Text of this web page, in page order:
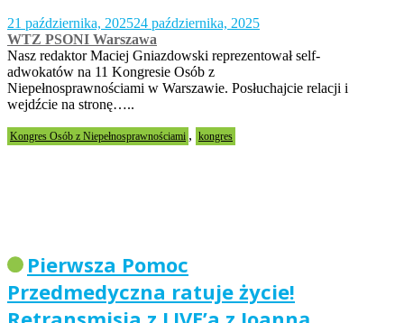
21 października, 202524 października, 2025
WTZ PSONI Warszawa
Nasz redaktor Maciej Gniazdowski reprezentował self-
adwokatów na 11 Kongresie Osób z
Niepełnosprawnościami w Warszawie. Posłuchajcie relacji i
wejdźcie na stronę…..
Kongres Osób z Niepełnosprawnościami , kongres
Pierwsza Pomoc
Przedmedyczna ratuje życie!